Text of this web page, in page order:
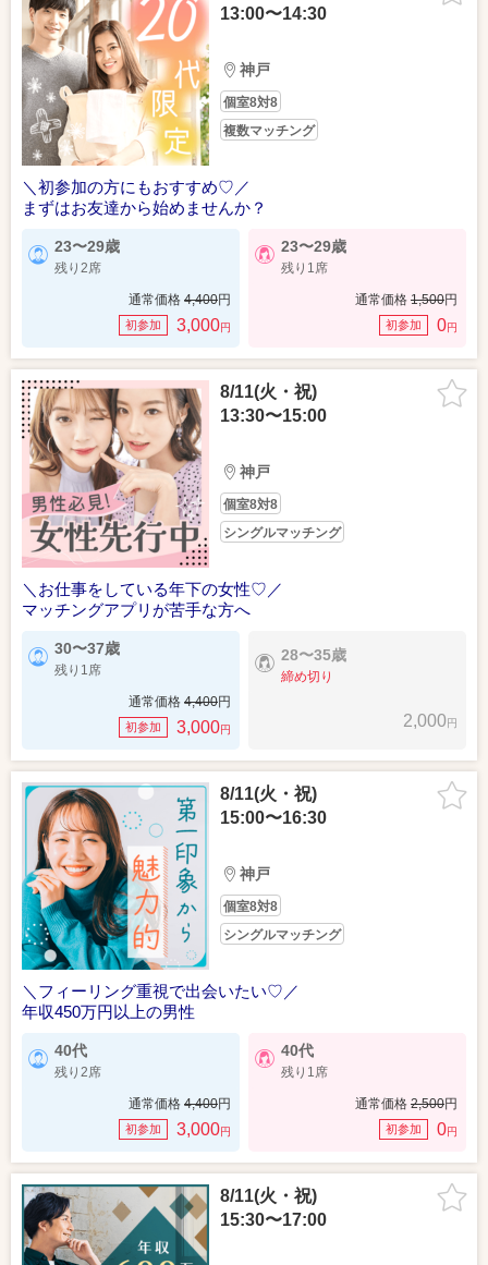
13:00〜14:30
神戸
個室8対8
複数マッチング
＼初参加の方にもおすすめ♡／
まずはお友達から始めませんか？
23〜29歳
残り2席
通常価格 4,400円
初参加 3,000円
23〜29歳
残り1席
通常価格 1,500円
初参加 0円
8/11(火・祝)
13:30〜15:00
神戸
個室8対8
シングルマッチング
＼お仕事をしている年下の女性♡／
マッチングアプリが苦手な方へ
30〜37歳
残り1席
通常価格 4,400円
初参加 3,000円
28〜35歳
締め切り
2,000円
8/11(火・祝)
15:00〜16:30
神戸
個室8対8
シングルマッチング
＼フィーリング重視で出会いたい♡／
年収450万円以上の男性
40代
残り2席
通常価格 4,400円
初参加 3,000円
40代
残り1席
通常価格 2,500円
初参加 0円
8/11(火・祝)
15:30〜17:00